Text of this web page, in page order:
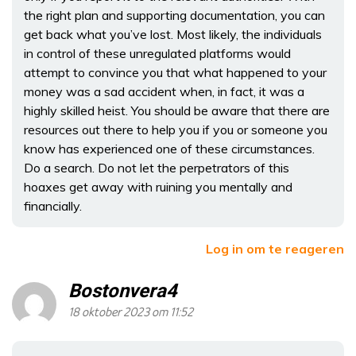
the right plan and supporting documentation, you can
get back what you’ve lost. Most likely, the individuals
in control of these unregulated platforms would
attempt to convince you that what happened to your
money was a sad accident when, in fact, it was a
highly skilled heist. You should be aware that there are
resources out there to help you if you or someone you
know has experienced one of these circumstances.
Do a search. Do not let the perpetrators of this
hoaxes get away with ruining you mentally and
financially.
Log in om te reageren
Bostonvera4
18 oktober 2023 om 11:52